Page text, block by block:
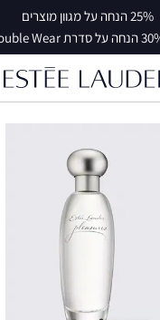
25% הנחה על מגוון מוצרים